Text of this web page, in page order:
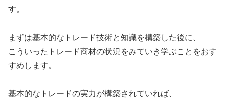
す。
まずは基本的なトレード技術と知識を構築した後に、
こういったトレード商材の状況をみていき学ぶことをおす
すめします。
基本的なトレードの実力が構築されていれば、